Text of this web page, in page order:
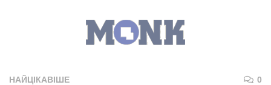
НАЙЦІКАВІШЕ 0